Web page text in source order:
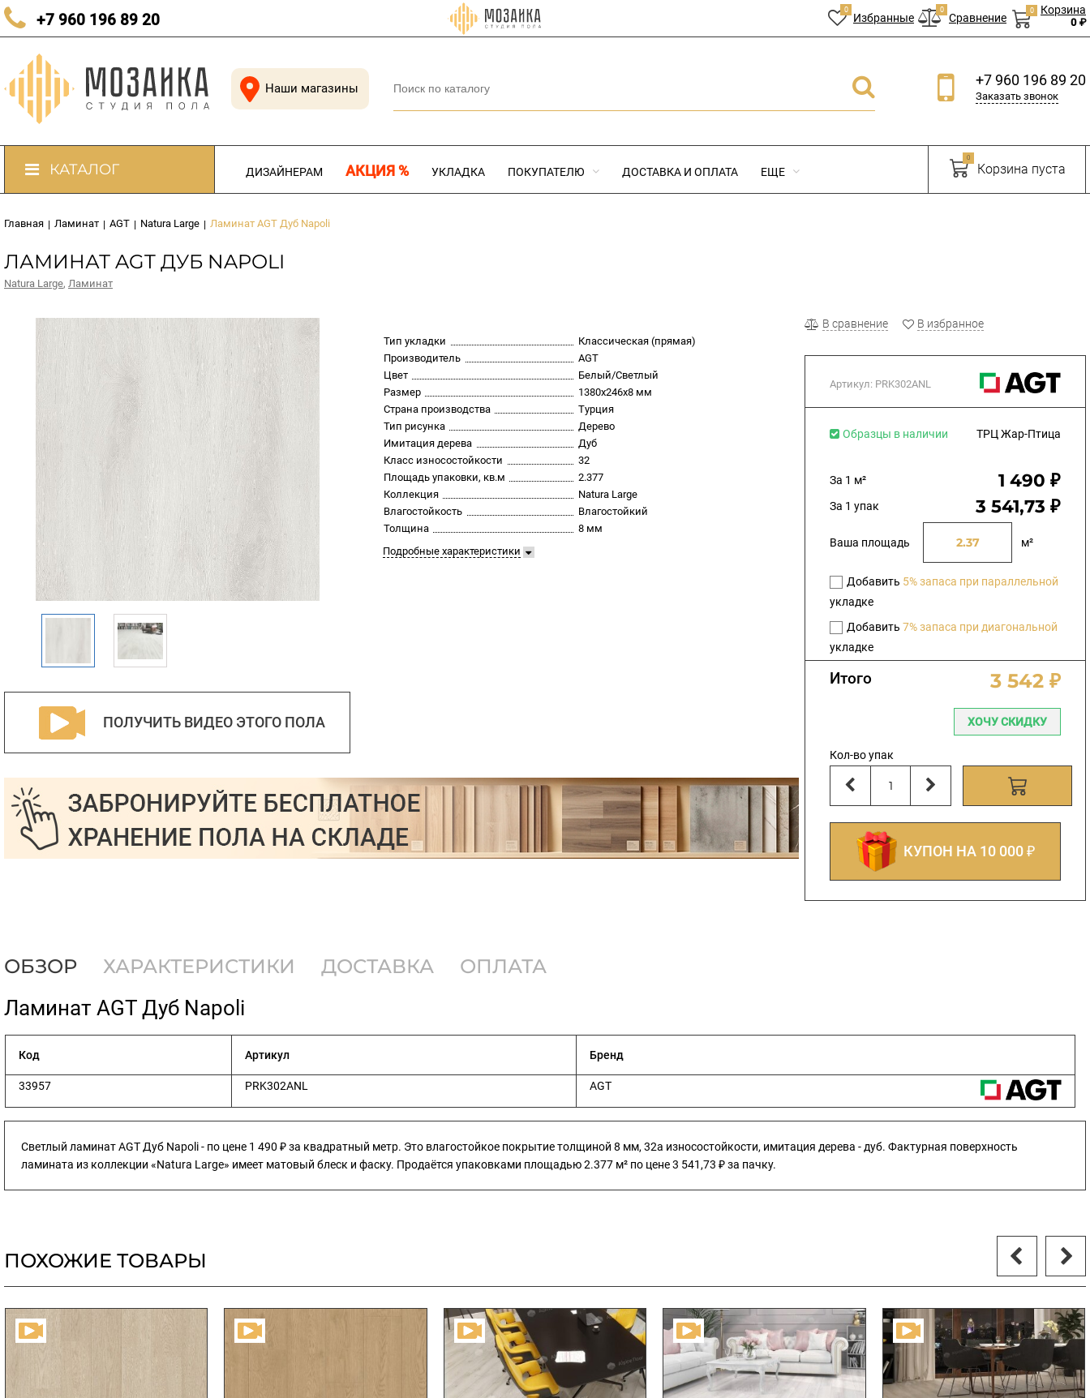
0
Избранные
0
Сравнение
0 Корзина
0 ₽
+7 960 196 89 20
КАЧЕСТВЕННЫЙ ПОЛ В КАЖДЫЙ ДОМ
Наши магазины +7 960 196 89 20
Заказать звонок
КАТАЛОГ Корзина пуста
0
ДИЗАЙНЕРАМ АКЦИЯ % УКЛАДКА ПОКУПАТЕЛЮ ДОСТАВКА И ОПЛАТА ЕЩЕ
Главная | Ламинат | AGT | Natura Large | Ламинат AGT Дуб Napoli
ЛАМИНАТ AGT ДУБ NAPOLI
Natura Large, Ламинат
ПОЛУЧИТЬ ВИДЕО ЭТОГО ПОЛА
В сравнение В избранное
Артикул: PRK302ANL
Образцы в наличии ТРЦ Жар-Птица
За 1 м² 1 490 ₽
За 1 упак 3 541,73 ₽
Ваша площадь м²
Добавить 5% запаса при параллельной
укладке
Добавить7% запаса при диагональной
укладке
Итого 3 542 ₽
ХОЧУ СКИДКУ
Кол-во упак
КУПОН НА 10 000 ₽
Тип укладки
Классическая (прямая)
Производитель
AGT
Цвет
Белый/Светлый
Размер
1380х246х8 мм
Страна производства
Турция
Тип рисунка
Дерево
Имитация дерева
Дуб
Класс износостойкости
32
Площадь упаковки, кв.м
2.377
Коллекция
Natura Large
Влагостойкость
Влагостойкий
Толщина
8 мм
Подробные характеристики
ОБЗОР ХАРАКТЕРИСТИКИ ДОСТАВКА ОПЛАТА
​Ламинат AGT Дуб Napoli
Код Артикул Бренд
33957 PRK302ANL AGT
Светлый ламинат AGT Дуб Napoli - по цене 1 490 ₽ за квадратный метр. Это влагостойкое покрытие толщиной 8 мм, 32а износостойкости, имитация дерева - дуб. Фактурная поверхность
ламината из коллекции «Natura Large» имеет матовый блеск и фаску. Продаётся упаковками площадью 2.377 м² по цене 3 541,73 ₽ за пачку.
ПОХОЖИЕ ТОВАРЫ